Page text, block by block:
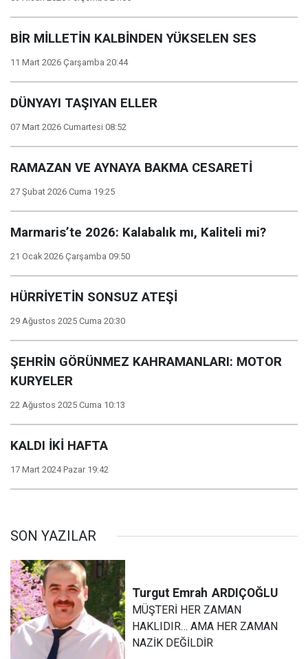
BİR MİLLETİN KALBİNDEN YÜKSELEN SES
11 Mart 2026 Çarşamba 20:44
DÜNYAYI TAŞIYAN ELLER
07 Mart 2026 Cumartesi 08:52
RAMAZAN VE AYNAYA BAKMA CESARETİ
27 Şubat 2026 Cuma 19:25
Marmaris’te 2026: Kalabalık mı, Kaliteli mi?
21 Ocak 2026 Çarşamba 09:50
HÜRRİYETİN SONSUZ ATEŞİ
29 Ağustos 2025 Cuma 20:30
ŞEHRİN GÖRÜNMEZ KAHRAMANLARI: MOTOR
KURYELER
22 Ağustos 2025 Cuma 10:13
KALDI İKİ HAFTA
17 Mart 2024 Pazar 19:42
SON YAZILAR
Turgut Emrah ARDIÇOĞLU
MÜŞTERİ HER ZAMAN
HAKLIDIR… AMA HER ZAMAN
NAZİK DEĞİLDİR